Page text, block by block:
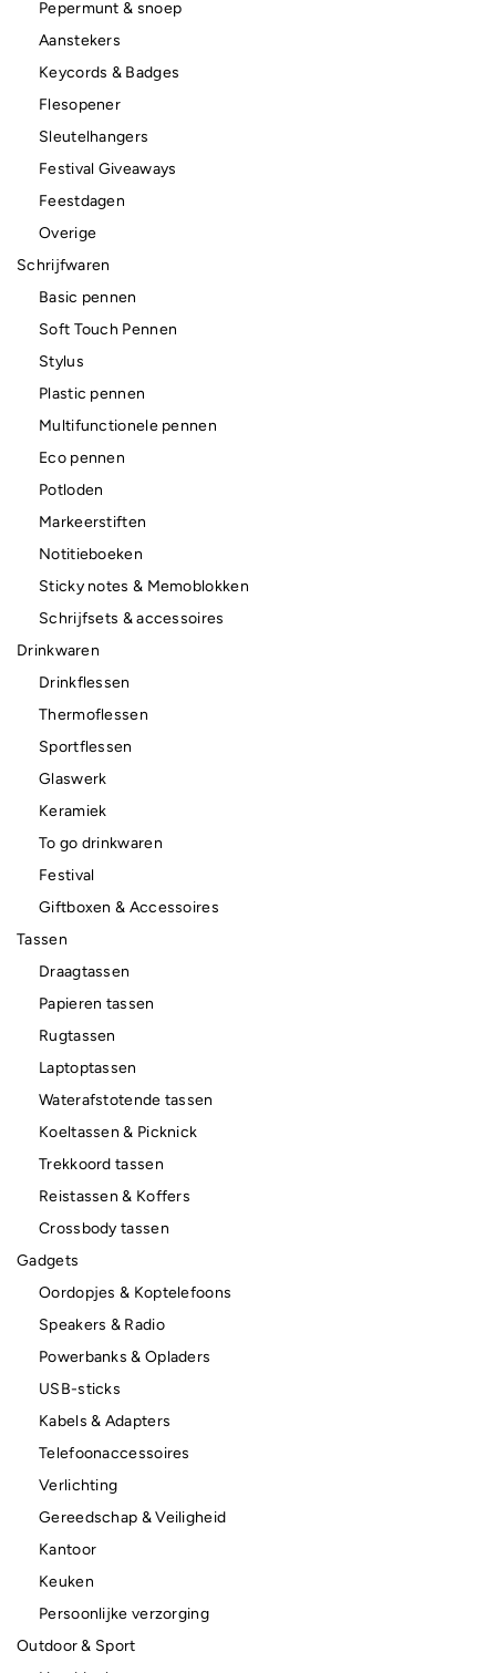
Pepermunt & snoep
Aanstekers
Keycords & Badges
Flesopener
Sleutelhangers
Festival Giveaways
Feestdagen
Overige
Schrijfwaren
Basic pennen
Soft Touch Pennen
Stylus
Plastic pennen
Multifunctionele pennen
Eco pennen
Potloden
Markeerstiften
Notitieboeken
Sticky notes & Memoblokken
Schrijfsets & accessoires
Drinkwaren
Drinkflessen
Thermoflessen
Sportflessen
Glaswerk
Keramiek
To go drinkwaren
Festival
Giftboxen & Accessoires
Tassen
Draagtassen
Papieren tassen
Rugtassen
Laptoptassen
Waterafstotende tassen
Koeltassen & Picknick
Trekkoord tassen
Reistassen & Koffers
Crossbody tassen
Gadgets
Oordopjes & Koptelefoons
Speakers & Radio
Powerbanks & Opladers
USB-sticks
Kabels & Adapters
Telefoonaccessoires
Verlichting
Gereedschap & Veiligheid
Kantoor
Keuken
Persoonlijke verzorging
Outdoor & Sport